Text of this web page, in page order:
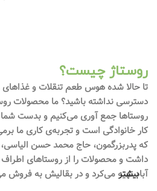
روستاژ چیست؟
تا حالا شده هوس طعم تنقلات و
دسترسی نداشته باشید؟ ما محصولات
روستاها جمع آوری می‌کنیم و بدست
کار خانوادگی است و تجربه‌ی کاری ما
که پدربزرگمون، حاج محمد حسن
داشت و محصولات را از روستاهای
آباد تهیه می‌کرد و در بقالیش به فروش
بیشتر